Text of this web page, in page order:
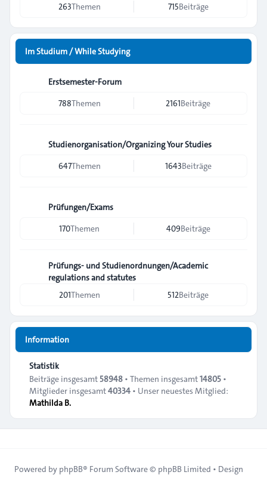
263Themen 715Beiträge
Im Studium / While Studying
Erstsemester-Forum
788Themen 2161Beiträge
Studienorganisation/Organizing Your Studies
647Themen 1643Beiträge
Prüfungen/Exams
170Themen 409Beiträge
Prüfungs- und Studienordnungen/Academic
regulations and statutes
201Themen 512Beiträge
Information
Statistik
Beiträge insgesamt 58948• Themen insgesamt14805•
Mitglieder insgesamt40334• Unser neuestes Mitglied:
Mathilda B.
Powered by phpBB® Forum Software © phpBB Limited • Design